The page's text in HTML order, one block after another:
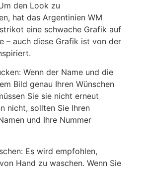
den Look zu
hat das Argentinien WM
eine schwache Grafik auf
– auch diese Grafik ist von der
Wenn der Name und die
Bild genau Ihren Wünschen
Sie sie nicht erneut
nicht, sollten Sie Ihren
und Ihre Nummer
Es wird empfohlen,
Hand zu waschen. Wenn Sie